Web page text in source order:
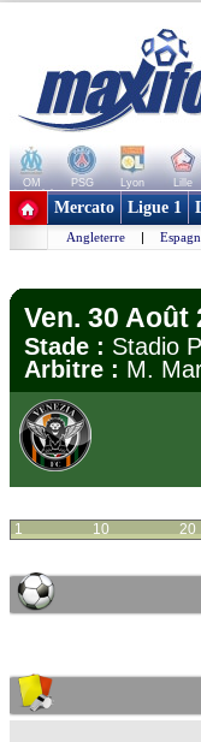
OM PSG Lyon Lille
+ de clubs
Mercato Ligue 1
Angleterre |
Ven. 30 Août
Stade : Stadio
Arbitre : M.
1 10 20